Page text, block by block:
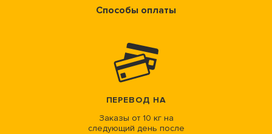
Способы оплаты
ПЕРЕВОД НА
Заказы от 10 кг на
следующий день после